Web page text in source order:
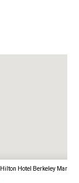
Hotel Berkeley Marina